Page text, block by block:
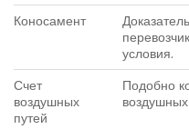
Коносамент
условия.
Счет
воздушных
путей
Подобно
воздушных